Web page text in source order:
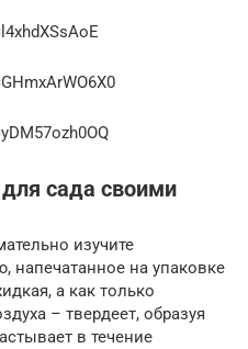
сада своими
изучите
напечатанное на упаковке
а как только
– твердеет, образуя
в течение